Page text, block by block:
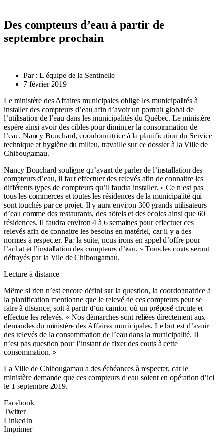
Des compteurs d’eau à partir de
septembre prochain
Par : L'équipe de la Sentinelle
7 février 2019
Le ministère des Affaires municipales oblige les municipalités à
installer des compteurs d’eau afin d’avoir un portrait global de
l’utilisation de l’eau dans les municipalités du Québec. Le ministère
espère ainsi avoir des cibles pour diminuer la consommation de
l’eau. Nancy Bouchard, coordonnatrice à la planification du Service
technique et hygiène du milieu, travaille sur ce dossier à la Ville de
Chibougamau.
Nancy Bouchard souligne qu’avant de parler de l’installation des
compteurs d’eau, il faut effectuer des relevés afin de connaitre les
différents types de compteurs qu’il faudra installer. « Ce n’est pas
tous les commerces et toutes les résidences de la municipalité qui
sont touchés par ce projet. Il y aura environ 300 grands utilisateurs
d’eau comme des restaurants, des hôtels et des écoles ainsi que 60
résidences. Il faudra environ 4 à 6 semaines pour effectuer ces
relevés afin de connaitre les besoins en matériel, car il y a des
normes à respecter. Par la suite, nous irons en appel d’offre pour
l’achat et l’installation des compteurs d’eau. » Tous les couts seront
défrayés par la Vile de Chibougamau.
Lecture à distance
Même si rien n’est encore défini sur la question, la coordonnatrice à
la planification mentionne que le relevé de ces compteurs peut se
faire à distance, soit à partir d’un camion où un préposé circule et
effectue les relevés. « Nos démarches sont reliées directement aux
demandes du ministère des Affaires municipales. Le but est d’avoir
des relevés de la consommation de l’eau dans la municipalité. Il
n’est pas question pour l’instant de fixer des couts à cette
consommation. »
La Ville de Chibougamau a des échéances à respecter, car le
ministère demande que ces compteurs d’eau soient en opération d’ici
le 1 septembre 2019.
Facebook
Twitter
LinkedIn
Imprimer